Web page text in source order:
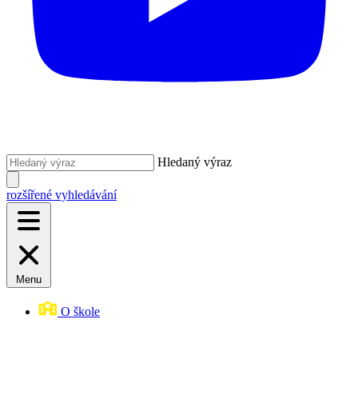
Hledaný výraz
rozšířené vyhledávání
Menu
O škole